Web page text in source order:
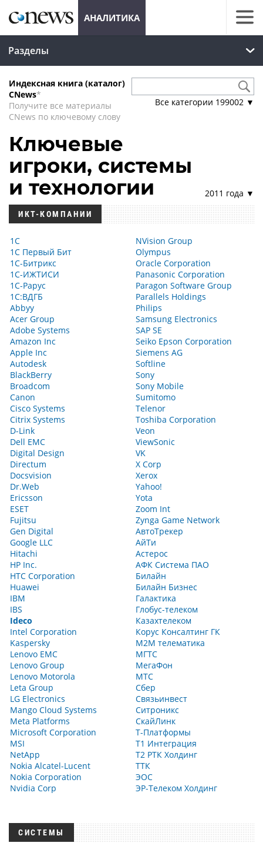
АНАЛИТИКА
Разделы
Индексная книга (каталог)
CNews*
Получите все материалы
CNews по ключевому слову
Все категории 199002 ▼
Ключевые
игроки, системы
и технологии
2011 года ▼
ИКТ-КОМПАНИИ
1С
1С Первый Бит
1С-Битрикс
1С-ИЖТИСИ
1С-Рарус
1С:ВДГБ
Abbyy
Acer Group
Adobe Systems
Amazon Inc
Apple Inc
Autodesk
BlackBerry
Broadcom
Canon
Cisco Systems
Citrix Systems
D-Link
Dell EMC
Digital Design
Directum
Docsvision
Dr.Web
Ericsson
ESET
Fujitsu
Gen Digital
Google LLC
Hitachi
HP Inc.
HTC Corporation
Huawei
IBM
IBS
Ideco
Intel Corporation
Kaspersky
Lenovo EMC
Lenovo Group
Lenovo Motorola
Leta Group
LG Electronics
Mango Cloud Systems
Meta Platforms
Microsoft Corporation
MSI
NetApp
Nokia Alcatel-Lucent
Nokia Corporation
Nvidia Corp
NVision Group
Olympus
Oracle Corporation
Panasonic Corporation
Paragon Software Group
Parallels Holdings
Philips
Samsung Electronics
SAP SE
Seiko Epson Corporation
Siemens AG
Softline
Sony
Sony Mobile
Sumitomo
Telenor
Toshiba Corporation
Veon
ViewSonic
VK
X Corp
Xerox
Yahoo!
Yota
Zoom Int
Zynga Game Network
АвтоТрекер
АйТи
Астерос
АФК Система ПАО
Билайн
Билайн Бизнес
Галактика
Глобус-телеком
Казахтелеком
Корус Консалтинг ГК
М2М телематика
МГТС
МегаФон
МТС
Сбер
Связьинвест
Ситроникс
СкайЛинк
Т-Платформы
Т1 Интеграция
Т2 РТК Холдинг
ТТК
ЭОС
ЭР-Телеком Холдинг
СИСТЕМЫ